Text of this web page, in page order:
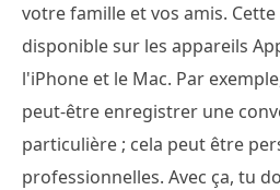
votre famille et vos amis.
disponible sur les appareils
l'iPhone et le Mac. Par
peut-être enregistrer une
particulière ; cela peut être
professionnelles. Avec ça, tu